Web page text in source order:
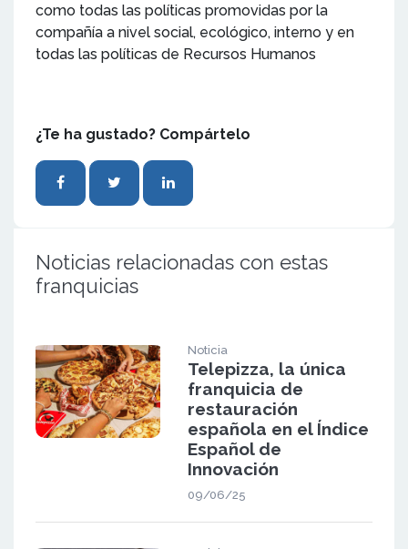
como todas las políticas promovidas por la
compañía a nivel social, ecológico, interno y en
todas las políticas de Recursos Humanos
¿Te ha gustado? Compártelo
Noticias relacionadas con estas
franquicias
Noticia
Telepizza, la única
franquicia de
restauración
española en el Índice
Español de
Innovación
09/06/25